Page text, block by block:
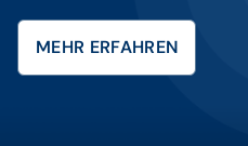
MEHR ERFAHREN